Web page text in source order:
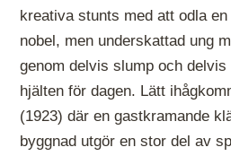
kreativa stunts med att odla
nobel, men underskattad ung
genom delvis slump och
hjälten för dagen. Lätt
(1923) där en gastkramande
byggnad utgör en stor del av